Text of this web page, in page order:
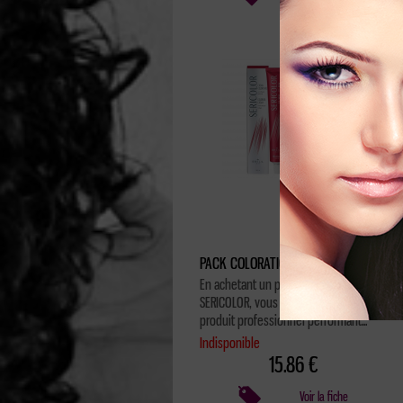
PACK COLORATION SÉRICOLOR DORÉ
En achetant un pack Coloration
SERICOLOR, vous bénéficiez d'un
produit professionnel performant...
Indisponible
15.86 €
Voir la fiche